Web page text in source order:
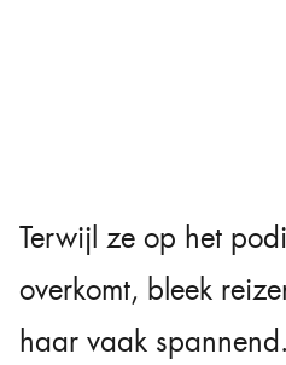
Terwijl ze op het
overkomt, bleek
haar vaak spannend.